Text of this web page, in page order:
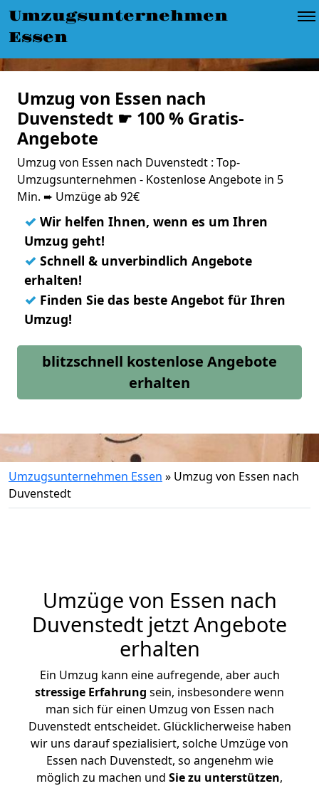
Umzugsunternehmen
Essen
Umzug von Essen nach
Duvenstedt ☛ 100 % Gratis-
Angebote
Umzug von Essen nach Duvenstedt : Top-
Umzugsunternehmen - Kostenlose Angebote in 5
Min. ➨ Umzüge ab 92€
✓ Wir helfen Ihnen, wenn es um Ihren
Umzug geht!
✓ Schnell & unverbindlich Angebote
erhalten!
✓ Finden Sie das beste Angebot für Ihren
Umzug!
blitzschnell kostenlose Angebote
erhalten
Umzugsunternehmen Essen » Umzug von Essen nach
Duvenstedt
Umzüge von Essen nach
Duvenstedt jetzt Angebote
erhalten
Ein Umzug kann eine aufregende, aber auch
stressige Erfahrung sein, insbesondere wenn
man sich für einen Umzug von Essen nach
Duvenstedt entscheidet. Glücklicherweise haben
wir uns darauf spezialisiert, solche Umzüge von
Essen nach Duvenstedt, so angenehm wie
möglich zu machen und Sie zu unterstützen,